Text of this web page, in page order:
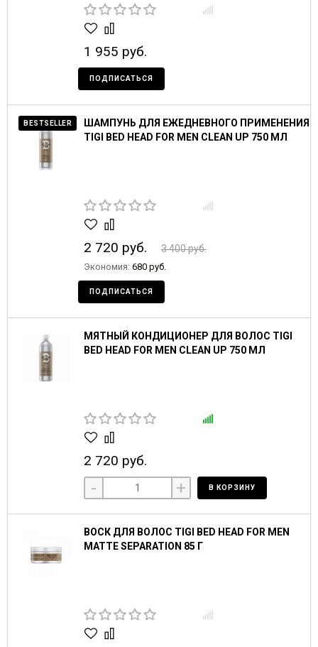
1 955 руб.
ПОДПИСАТЬСЯ
BESTSELLER
ШАМПУНЬ ДЛЯ ЕЖЕДНЕВНОГО ПРИМЕНЕНИЯ
TIGI BED HEAD FOR MEN CLEAN UP 750 МЛ
2 720 руб. 3 400 руб.
Экономия: 680 руб.
ПОДПИСАТЬСЯ
МЯТНЫЙ КОНДИЦИОНЕР ДЛЯ ВОЛОС TIGI
BED HEAD FOR MEN CLEAN UP 750 МЛ
2 720 руб.
- + В КОРЗИНУ
ВОСК ДЛЯ ВОЛОС TIGI BED HEAD FOR MEN
MATTE SEPARATION 85 Г